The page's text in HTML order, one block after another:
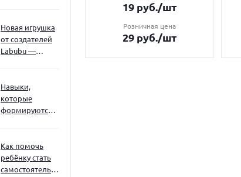
мышление и
внимание к
деталям
Новая игрушка
от создателей
Labubu —
Навыки,
которые
формируются
ребёнка
успешным
Как помочь
ребёнку стать
самостоятельным
19 руб./шт
Розничная цена
29 руб./шт